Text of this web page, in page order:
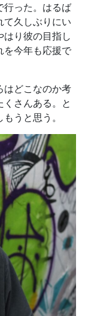
行った。はるば
て久しぶりにい
はり彼の目指し
を今年も応援で
はどこなのか考
さんある。と
うと思う。